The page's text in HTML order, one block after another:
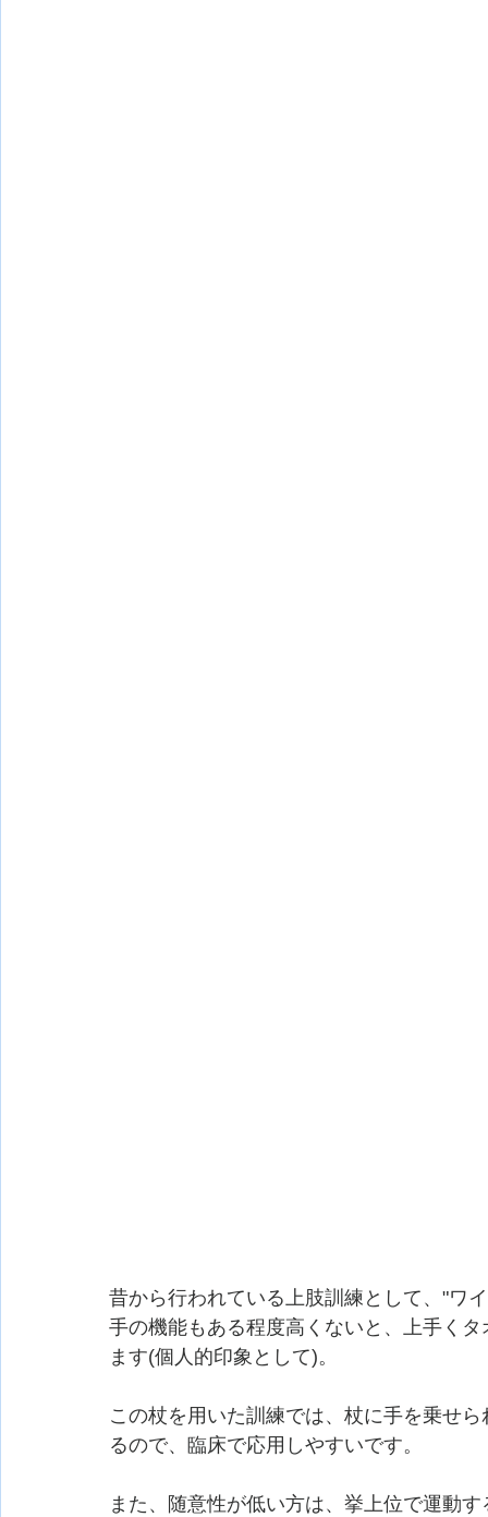
昔から行われている上肢訓練として、"ワ
手の機能もある程度高くないと、上手く
ます(個人的印象として)。
この杖を用いた訓練では、杖に手を乗せ
るので、臨床で応用しやすいです。
また、随意性が低い方は、挙上位で運動